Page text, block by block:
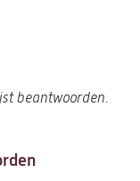
beantwoorden.